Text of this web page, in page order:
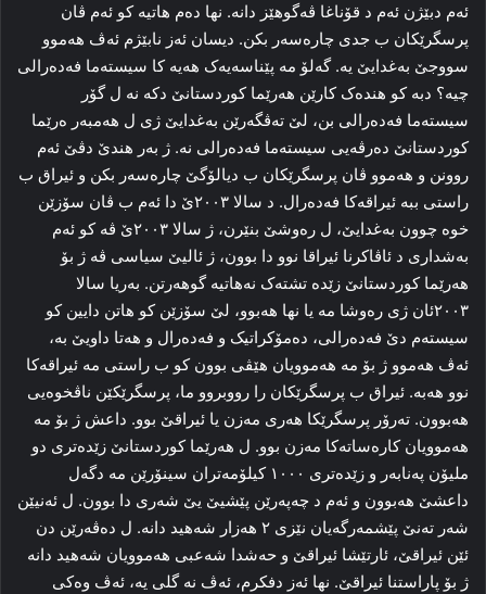
ئه‌م دبێژن ئه‌م د قۆناغا ڤەگوهێز دانه‌. نها ده‌م هاتیه‌ کو ئه‌م ڤان
پرسگرێکان ب جدی چاره‌سه‌ر بکن. دیسان ئه‌ز نابێژم ئه‌ڤ هه‌موو
سووجێ به‌غدایێ یه‌. گەلۆ مه‌ پێناسه‌یه‌ک هه‌یه‌ کا سیسته‌ما فه‌ده‌رالی
چیه‌؟ دبە کو هندەک کارێن هەرێما کوردستانێ دکە نە ل گۆر
سیستەما فەدەرالی بن، لێ تەڤگەرێن بەغدایێ ژی ل هەمبەر ‌ەرێما
کوردستانێ دەرڤەیی سیستەما فەدەرالی نە. ژ بەر هندێ دڤێ ئه‌م
روونن و هه‌موو ڤان پرسگرێکان ب دیالۆگێ چاره‌سه‌ر بکن و ئیراق ب
راستی ببه‌ ئیراقه‌کا فه‌ده‌رال. د سالا ۲۰۰۳ێ دا ئه‌م ب ڤان سۆزێن
خوه‌ چوون به‌غدایێ، ل ره‌وشێ بنێرن، ژ سالا ۲۰۰۳ێ ڤه‌ کو ئه‌م
به‌شداری د ئاڤاکرنا ئیراقا نوو دا بوون، ژ ئالیێ سیاسی ڤه‌ ژ بۆ
هه‌رێما کوردستانێ زێده‌ تشته‌ک نەهاتیە گوهەرتن. به‌ریا سالا
۲۰۰۳ئان ژی ره‌وشا مه‌ یا نها هه‌بوو، لێ سۆزێن کو هاتن دایین کو
سیسته‌م دێ فه‌ده‌رالی، ده‌مۆکراتیک و فه‌ده‌رال و هه‌تا داویێ بە،
ئه‌ڤ هه‌موو ژ بۆ مه‌ هه‌موویان هێڤی بوون کو ب راستی مه‌ ئیراقه‌کا
نوو هه‌به‌. ئیراق ب پرسگرێکان را رووبروو ما، پرسگرێکێن ناڤخوه‌یی
هه‌بوون. ته‌رۆر پرسگرێکا هه‌ری مه‌زن یا ئیراقێ بوو. داعش ژ بۆ مه‌
هه‌موویان کاره‌ساته‌کا مه‌زن بوو. ل هه‌رێما کوردستانێ زێده‌تری دو
ملیۆن په‌نابه‌ر و زێده‌تری ۱۰۰۰ کیلۆمه‌تران سینۆرێن مه‌ دگه‌ل
داعشێ هه‌بوون و ئەم د چه‌په‌رێن پێشیێ یێ شه‌ری دا بوون. ل ئه‌نیێن
شه‌ر ته‌نێ پێشمه‌رگه‌یان نێزی ۲ هه‌زار شه‌هید دانه‌. ل ده‌ڤه‌رێن دن
ئێن ئیراقێ، ئارتێشا ئیراقێ و حه‌شدا شه‌عبی هه‌موویان شه‌هید دانه‌
ژ بۆ پاراستنا ئیراقێ. نها ئه‌ز دفکرم، ئه‌ڤ نه‌ گلی یه‌، ئه‌ڤ وه‌کی